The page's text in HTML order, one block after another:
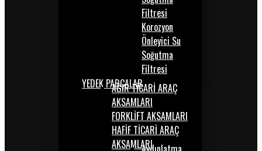
Filtresi
Korozyon
Önleyici Su
Soğutma
Filtresi
YEDEK PARÇALARAĞIR TİCARİ ARAÇ
AKSAMLARI
FORKLİFT AKSAMLARI
HAFİF TİCARİ ARAÇ
AKSAMLARI